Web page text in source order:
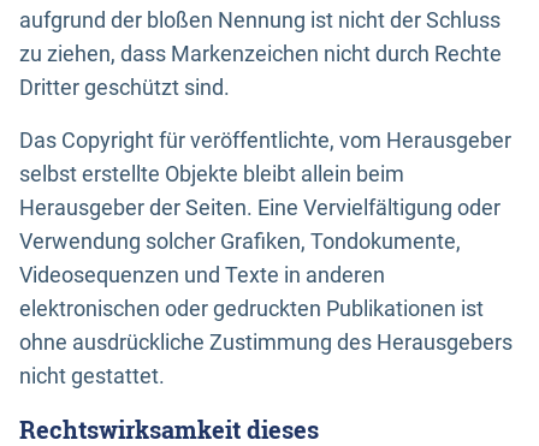
aufgrund der bloßen Nennung ist nicht der Schluss
zu ziehen, dass Markenzeichen nicht durch Rechte
Dritter geschützt sind.
Das Copyright für veröffentlichte, vom Herausgeber
selbst erstellte Objekte bleibt allein beim
Herausgeber der Seiten. Eine Vervielfältigung oder
Verwendung solcher Grafiken, Tondokumente,
Videosequenzen und Texte in anderen
elektronischen oder gedruckten Publikationen ist
ohne ausdrückliche Zustimmung des Herausgebers
nicht gestattet.
Rechtswirksamkeit dieses